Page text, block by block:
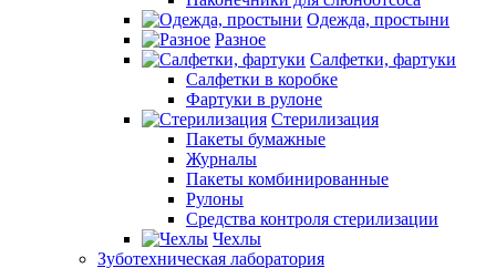
Одежда, простыни
Разное
Салфетки, фартуки
Салфетки в коробке
Фартуки в рулоне
Стерилизация
Пакеты бумажные
Журналы
Пакеты комбинированные
Рулоны
Средства контроля стерилизации
Чехлы
Зуботехническая лаборатория